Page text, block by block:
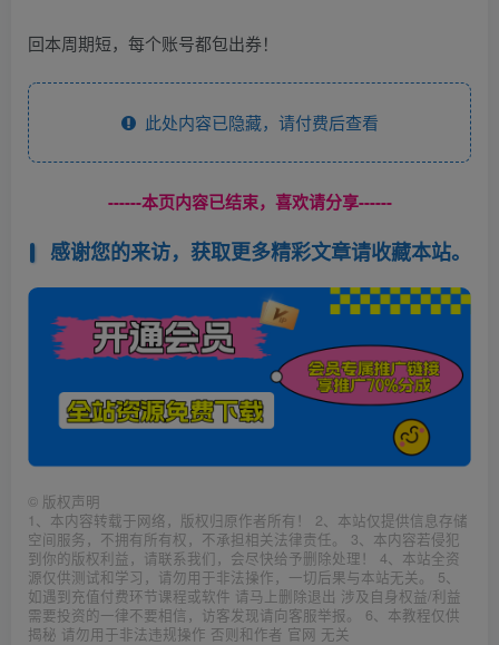
回本周期短，每个账号都包出券！
此处内容已隐藏，请付费后查看
------本页内容已结束，喜欢请分享------
感谢您的来访，获取更多精彩文章请收藏本站。
© 版权声明
1、本内容转载于网络，版权归原作者所有！ 2、本站仅提供信息存储
空间服务，不拥有所有权，不承担相关法律责任。 3、本内容若侵犯
到你的版权利益，请联系我们，会尽快给予删除处理！ 4、本站全资
源仅供测试和学习，请勿用于非法操作，一切后果与本站无关。 5、
如遇到充值付费环节课程或软件 请马上删除退出 涉及自身权益/利益
需要投资的一律不要相信，访客发现请向客服举报。 6、本教程仅供
揭秘 请勿用于非法违规操作 否则和作者 官网 无关